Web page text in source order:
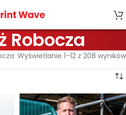
Robocza
Wyświetlanie 1–12 z 208 wyników